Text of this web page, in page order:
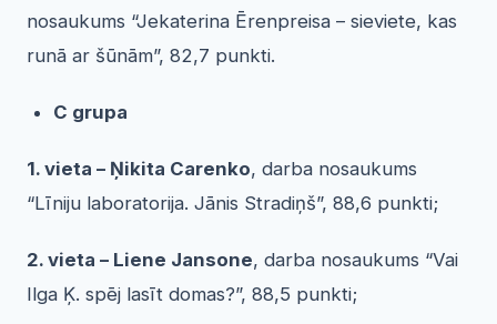
nosaukums “Jekaterina Ērenpreisa – sieviete, kas
runā ar šūnām”, 82,7 punkti.
C grupa
1. vieta – Ņikita Carenko, darba nosaukums
“Līniju laboratorija. Jānis Stradiņš”, 88,6 punkti;
2. vieta – Liene Jansone, darba nosaukums “Vai
Ilga Ķ. spēj lasīt domas?”, 88,5 punkti;